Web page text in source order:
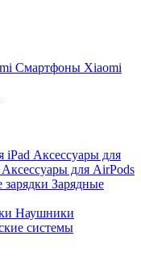
Смартфоны Xiaomi
iPad Аксессуары для
Аксессуары для AirPods
Зарядные
Наушники
системы